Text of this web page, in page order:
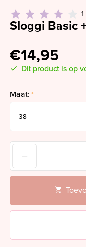
Sloggi Basic
€14,95
Dit product is op
Maat: *